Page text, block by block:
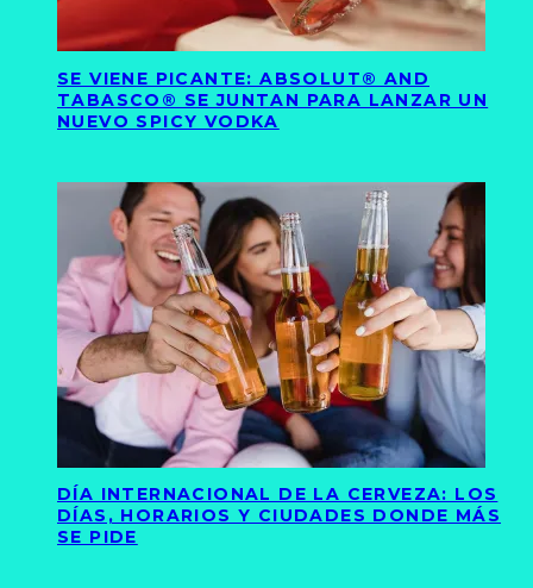
SE VIENE PICANTE: ABSOLUT® AND
TABASCO® SE JUNTAN PARA LANZAR UN
NUEVO SPICY VODKA
DÍA INTERNACIONAL DE LA CERVEZA: LOS
DÍAS, HORARIOS Y CIUDADES DONDE MÁS
SE PIDE